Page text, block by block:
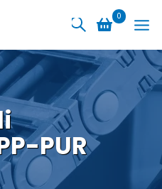
0
PUR